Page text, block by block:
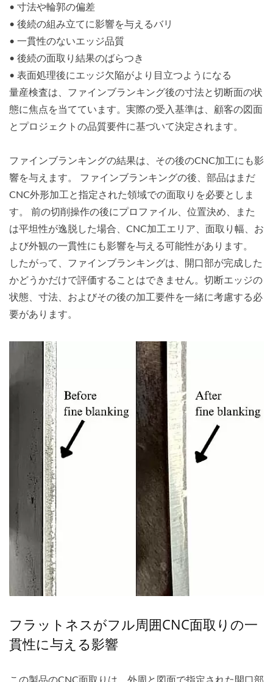
• 寸法や輪郭の偏差
• 後続の組み立てに影響を与えるバリ
• 一貫性のないエッジ品質
• 後続の面取り結果のばらつき
• 表面処理後にエッジ欠陥がより目立つようになる
量産検査は、ファインブランキング後の寸法と切断面の状
態に焦点を当てています。実際の受入基準は、顧客の図面
とプロジェクトの品質要件に基づいて決定されます。
ファインブランキングの結果は、その後のCNC加工にも影
響を与えます。 ファインブランキングの後、部品はまだ
CNC外形加工と指定された領域での面取りを必要としま
す。 前の切削操作の後にプロファイル、位置決め、また
は平坦性が逸脱した場合、CNC加工エリア、面取り幅、お
よび外観の一貫性にも影響を与える可能性があります。
したがって、ファインブランキングは、開口部が完成した
かどうかだけで評価することはできません。切断エッジの
状態、寸法、およびその後の加工要件を一緒に考慮する必
要があります。
フラットネスがフル周囲CNC面取りの一
貫性に与える影響
この製品のCNC面取りは、外周と図面で指定された開口部